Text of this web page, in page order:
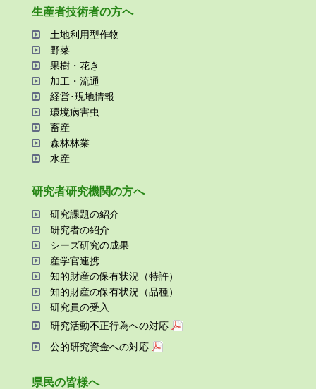
⽣産者技術者の⽅へ
⼟地利⽤型作物
野菜
果樹・花き
加⼯・流通
経営･現地情報
環境病害⾍
畜産
森林林業
⽔産
研究者研究機関の⽅へ
研究課題の紹介
研究者の紹介
シーズ研究の成果
産学官連携
知的財産の保有状況（特許）
知的財産の保有状況（品種）
研究員の受⼊
研究活動不正⾏為への対応
公的研究資金への対応
県⺠の皆様へ